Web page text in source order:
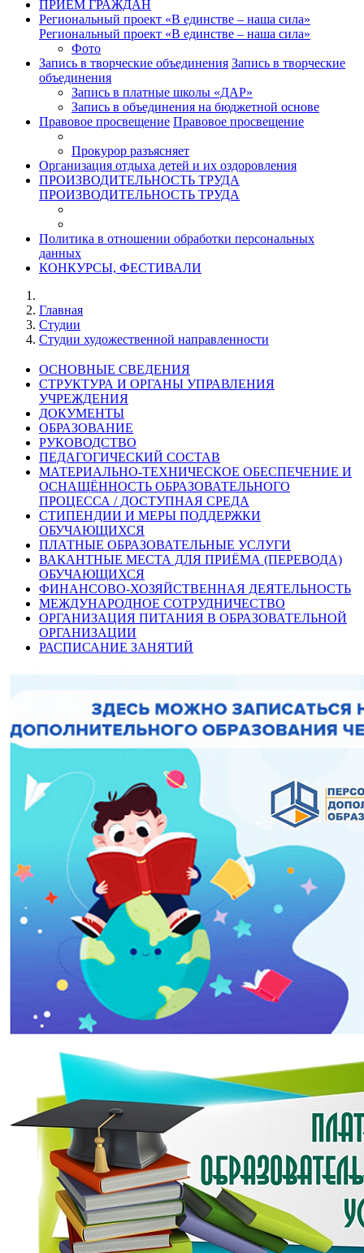
ПРИЁМ ГРАЖДАН
Региональный проект «В единстве – наша сила»
Региональный проект «В единстве – наша сила»
Фото
Запись в творческие объединения Запись в творческие
объединения
Запись в платные школы «ДАР»
Запись в объединения на бюджетной основе
Правовое просвещение Правовое просвещение
Прокурор разъясняет
Организация отдыха детей и их оздоровления
ПРОИЗВОДИТЕЛЬНОСТЬ ТРУДА
ПРОИЗВОДИТЕЛЬНОСТЬ ТРУДА
Политика в отношении обработки персональных
данных
КОНКУРСЫ, ФЕСТИВАЛИ
Главная
Студии
Студии художественной направленности
ОСНОВНЫЕ СВЕДЕНИЯ
СТРУКТУРА И ОРГАНЫ УПРАВЛЕНИЯ
УЧРЕЖДЕНИЯ
ДОКУМЕНТЫ
ОБРАЗОВАНИЕ
РУКОВОДСТВО
ПЕДАГОГИЧЕСКИЙ СОСТАВ
МАТЕРИАЛЬНО-ТЕХНИЧЕСКОЕ ОБЕСПЕЧЕНИЕ И
ОСНАЩЁННОСТЬ ОБРАЗОВАТЕЛЬНОГО
ПРОЦЕССА / ДОСТУПНАЯ СРЕДА
СТИПЕНДИИ И МЕРЫ ПОДДЕРЖКИ
ОБУЧАЮЩИХСЯ
ПЛАТНЫЕ ОБРАЗОВАТЕЛЬНЫЕ УСЛУГИ
ВАКАНТНЫЕ МЕСТА ДЛЯ ПРИЁМА (ПЕРЕВОДА)
ОБУЧАЮЩИХСЯ
ФИНАНСОВО-ХОЗЯЙСТВЕННАЯ ДЕЯТЕЛЬНОСТЬ
МЕЖДУНАРОДНОЕ СОТРУДНИЧЕСТВО
ОРГАНИЗАЦИЯ ПИТАНИЯ В ОБРАЗОВАТЕЛЬНОЙ
ОРГАНИЗАЦИИ
РАСПИСАНИЕ ЗАНЯТИЙ